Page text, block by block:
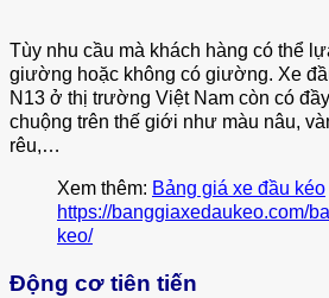
Tùy nhu cầu mà khách hàng có thể
giường hoặc không có giường. Xe
N13 ở thị trường Việt Nam còn có
chuộng trên thế giới như màu nâu,
rêu,…
Xem thêm: Bảng giá xe đầu kéo
https://banggiaxedaukeo.com/
keo/
Động cơ tiên tiến